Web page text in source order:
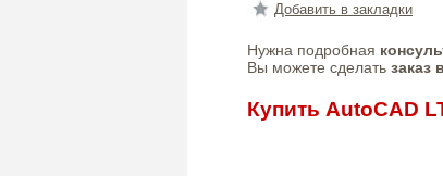
Добавить в закладки
Нужна подробная
Вы можете сделать заказ
Купить AutoCAD